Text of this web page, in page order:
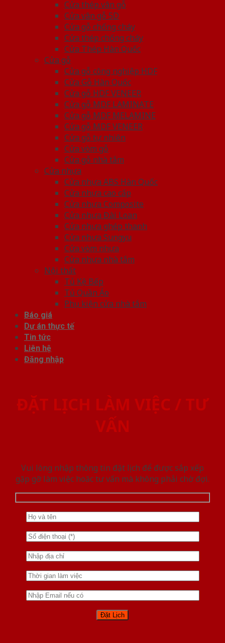
Cửa thép vân gỗ
Cửa vân gỗ 5D
Cửa gỗ chống cháy
Cửa thép chống cháy
Cửa Thép Hàn Quốc
Cửa gỗ
Cửa gỗ công nghiệp HDF
Cửa Gỗ Hàn Quốc
Cửa gỗ HDF VENEER
Cửa gỗ MDF LAMINATE
Cửa gỗ MDF MELAMINE
Cửa gỗ MDF VENEER
Cửa gỗ tự nhiên
Cửa vòm gỗ
Cửa gỗ nhà tắm
Cửa nhựa
Cửa nhựa ABS Hàn Quốc
Cửa nhựa cao cấp
Cửa nhựa Composite
Cửa nhựa Đài Loan
Cửa nhựa ghép thanh
Cửa nhựa Sungyu
Cửa vòm nhựa
Cửa nhựa nhà tắm
Nội thất
Tủ Kệ Bếp
Tủ Quần Áo
Phụ kiện cửa nhà tắm
Báo giá
Dự án thực tế
Tin tức
Liên hệ
Đăng nhập
ĐẶT LỊCH LÀM VIỆC / TƯ
VẤN
Vui lòng nhập thông tin đặt lịch để được sắp xếp
gặp gỡ làm việc hoăc tư vấn mà không phải chờ đợi.